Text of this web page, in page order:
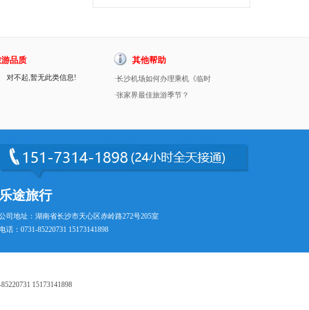
品质
对不起,暂无此类信息!
其他帮助
·长沙机场如何办理乘机《临时
·张家界最佳旅游季节？
途旅行
司地址：湖南省长沙市天心区赤岭路272号205室
电话：0731-85220731 15173141898
15173141898